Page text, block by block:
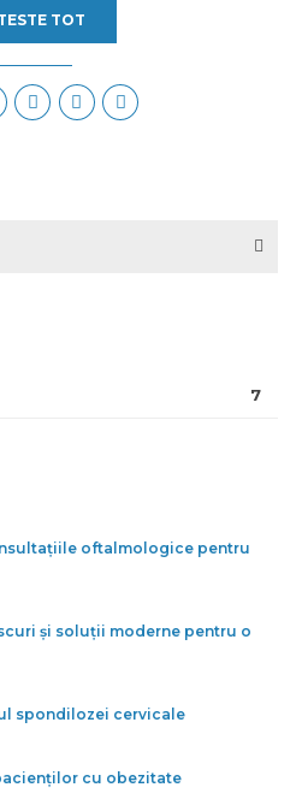
TOT
7
oftalmologice pentru
și soluții moderne pentru o
spondilozei cervicale
cu obezitate